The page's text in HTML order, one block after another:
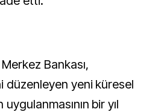
Bankası,
düzenleyen yeni küresel
uygulanmasının bir yıl